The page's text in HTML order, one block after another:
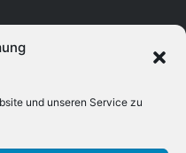
und unseren Service zu